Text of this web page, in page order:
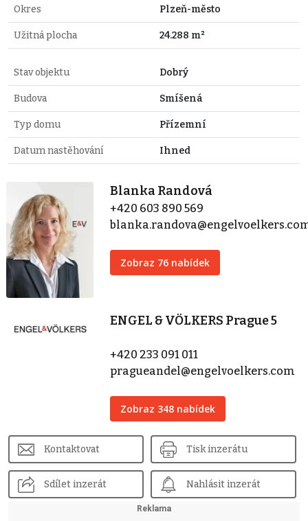
Okres Plzeň-město
Užitná plocha 24.288 m²
Stav objektu Dobrý
Budova Smíšená
Typ domu Přízemní
Datum nastěhování Ihned
Blanka Randová
+420 603 890 569
Zobraz 76 nabídek
ENGEL & VÖLKERS Prague 5
+420 233 091 011
pragueandel@engelvoelkers.com
Zobraz 348 nabídek
Kontaktovat Tisk inzerátu
Sdílet inzerát Nahlásit inzerát